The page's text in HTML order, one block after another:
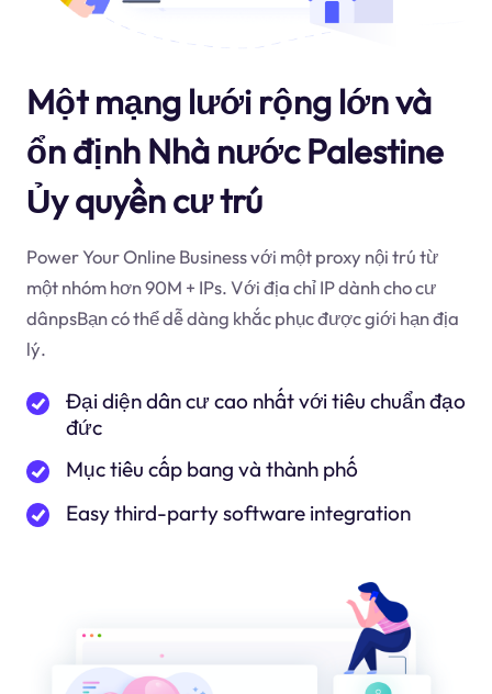
Một mạng lưới rộng lớn và
ổn định Nhà nước Palestine
Ủy quyền cư trú
Power Your Online Business với một proxy nội trú từ
một nhóm hơn 90M + IPs. Với địa chỉ IP dành cho cư
dânpsBạn có thể dễ dàng khắc phục được giới hạn địa
lý.
Đại diện dân cư cao nhất với tiêu chuẩn đạo
đức
Mục tiêu cấp bang và thành phố
Easy third-party software integration